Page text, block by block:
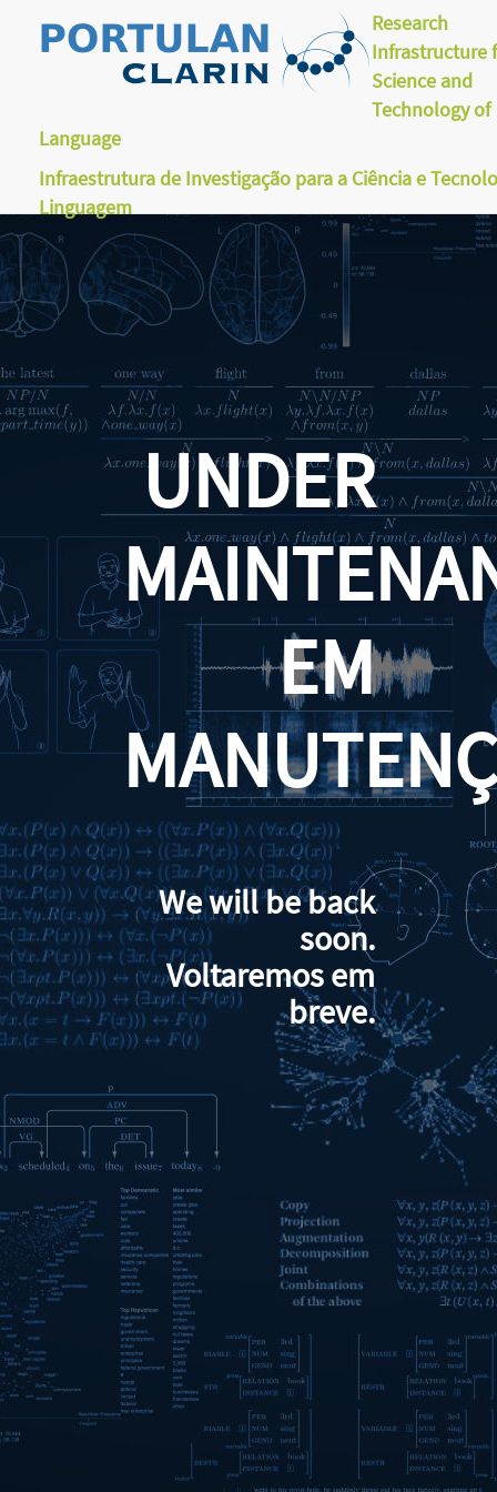
Research
Infrastructure
Science and
Technology of
Language
Infraestrutura de Investigação para a Ciência e
Linguagem
UNDER
EM
We will be back
soon.
Voltaremos em
breve.